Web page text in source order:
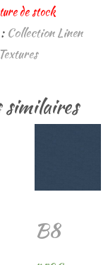
de stock
Collection Linen
Textures
B8